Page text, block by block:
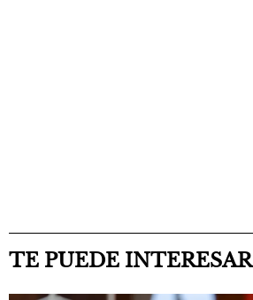
TE PUEDE INTERESAR